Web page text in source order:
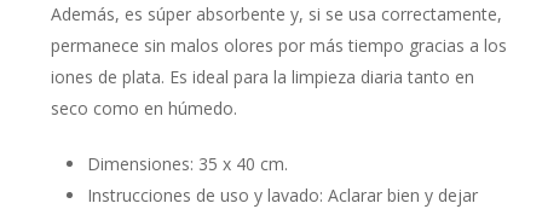
hasta
€15,00
Además, es súper absorbente y, si se usa correctamente,
permanece sin malos olores por más tiempo gracias a los
iones de plata. Es ideal para la limpieza diaria tanto en
seco como en húmedo.
Dimensiones: 35 x 40 cm.
Instrucciones de uso y lavado: Aclarar bien y dejar